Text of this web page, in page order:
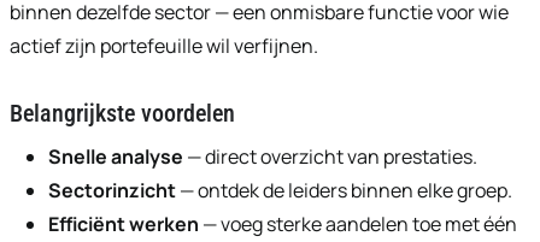
binnen dezelfde sector — een onmisbare functie voor wie
actief zijn portefeuille wil verfijnen.
Belangrijkste voordelen
Snelle analyse — direct overzicht van prestaties.
Sectorinzicht— ontdek de leiders binnen elke groep.
Efficiënt werken — voeg sterke aandelen toe met één